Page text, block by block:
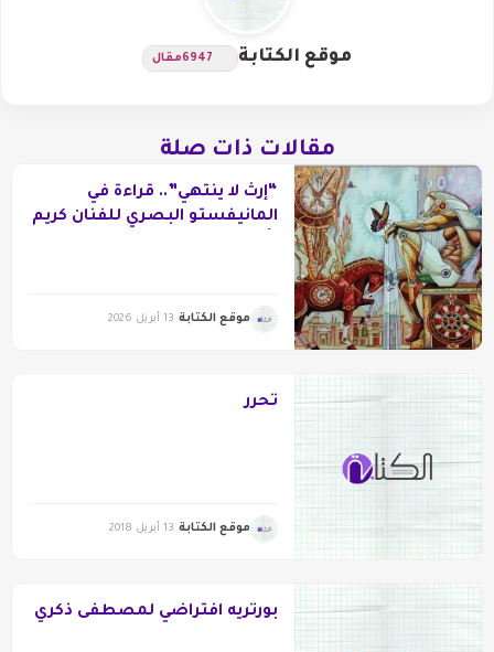
موقع الكتابة 6947مقال
مقالات ذات صلة
“إرث لا ينتهي”.. قراءة في
المانيفستو البصري للفنان كريم
موقع الكتابة 13 أبريل 2026
تحرر
موقع الكتابة 13 أبريل 2018
بورتريه افتراضي لمصطفى ذكري